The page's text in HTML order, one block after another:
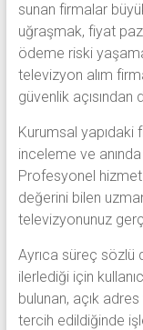
sunan firmalar
uğraşmak, fiyat
ödeme riski
televizyon alım
güvenlik
Kurumsal yapıdaki
inceleme ve
Profesyonel
değerini bilen
televizyonunuz
Ayrıca süreç sözlü
ilerlediği için
bulunan, açık
tercih edildiğinde